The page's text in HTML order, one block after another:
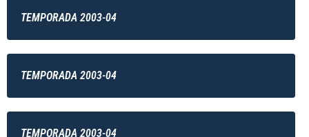
TEMPORADA 2003-04
TEMPORADA 2003-04
TEMPORADA 2003-04